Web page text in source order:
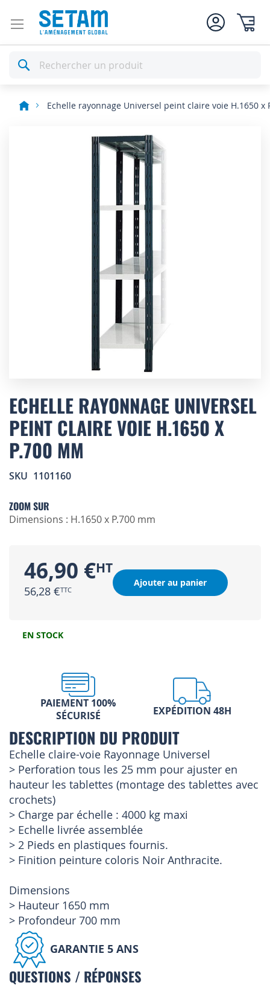
Rechercher
Echelle rayonnage Universel peint claire voie H.1650 x
to
the
beginning
of
the
images
ECHELLE RAYONNAGE UNIVERSEL
PEINT CLAIRE VOIE H.1650 X
P.700 MM
SKU 1101160
ZOOM SUR
Dimensions : H.1650 x P.700 mm
46,90 €
56,28 €
Ajouter au panier
EN STOCK
PAIEMENT 100%
SÉCURISÉ
EXPÉDITION 48H
DESCRIPTION DU PRODUIT
Echelle claire-voie Rayonnage Universel
> Perforation tous les 25 mm pour ajuster en
hauteur les tablettes (montage des tablettes avec
crochets)
> Charge par échelle : 4000 kg maxi
> Echelle livrée assemblée
> 2 Pieds en plastiques fournis.
> Finition peinture coloris Noir Anthracite.
Dimensions
> Hauteur 1650 mm
> Profondeur 700 mm
GARANTIE 5 ANS
QUESTIONS / RÉPONSES